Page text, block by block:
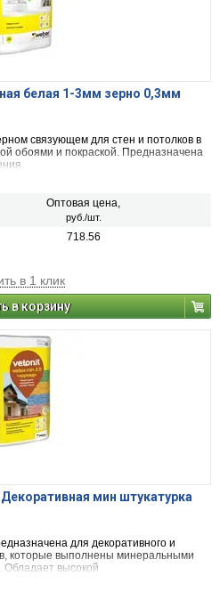
белая 1-3мм зерно 0,3мм
связующем для стен и потолков в
обоями и покраской. Предназначена
Оптовая цена,
руб./шт.
718.56
в 1 клик
в корзину
мин штукатурка
для декоративного и
которые выполнены минеральными
Обладает высокой